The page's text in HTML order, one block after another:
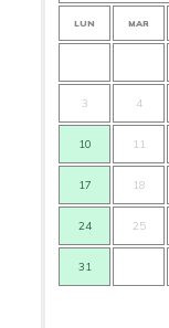
LUN MAR
3 4
10 11
17 18
24 25
31